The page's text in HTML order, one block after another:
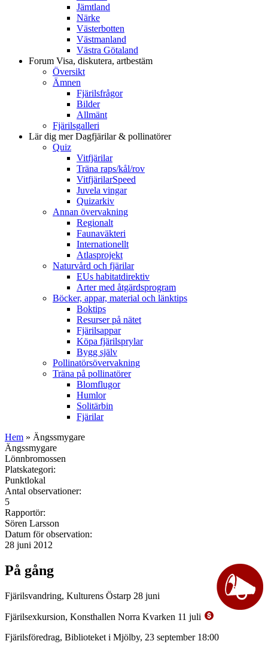
Jämtland
Närke
Västerbotten
Västmanland
Västra Götaland
Forum Visa, diskutera, artbestäm
Översikt
Ämnen
Fjärilsfrågor
Bilder
Allmänt
Fjärilsgalleri
Lär dig merDagfjärilar & pollinatörer
Quiz
Vitfjärilar
Träna raps/kål/rov
VitfjärilarSpeed
Juvela vingar
Quizarkiv
Annan övervakning
Regionalt
Faunaväkteri
Internationellt
Atlasprojekt
Naturvård och fjärilar
EUs habitatdirektiv
Arter med åtgärdsprogram
Böcker, appar, material och länktips
Boktips
Resurser på nätet
Fjärilsappar
Köpa fjärilsprylar
Bygg själv
Pollinatörsövervakning
Träna på pollinatörer
Blomflugor
Humlor
Solitärbin
Fjärilar
Hem » Ängssmygare
Ängssmygare
Lönnbromossen
Platskategori:
Punktlokal
Antal observationer:
5
Rapportör:
Sören Larsson
Datum för observation:
28 juni 2012
På gång
Fjärilsvandring, Kulturens Östarp 28 juni
Fjärilsexkursion, Konsthallen Norra Kvarken 11 juli
Fjärilsföredrag, Biblioteket i Mjölby, 23 september 18:00